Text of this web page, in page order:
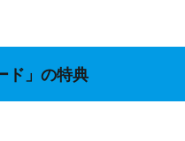
ド」の特典